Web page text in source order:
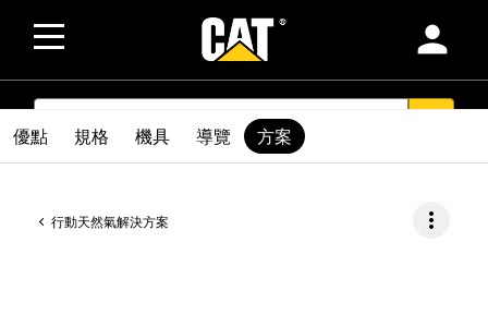
person
SEARCH
行動天然氣解決方案 more_vert
優點 規格 機具 導覽 方案